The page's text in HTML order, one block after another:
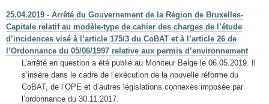
25.04.2019 - Arrêté du Gouvernement de la Région de Bruxelles-
Capitale relatif au modèle-type de cahier des charges de l’étude
d’incidences visé à l’article 175/3 du CoBAT et à l’article 26 de
l’Ordonnance du 05/06/1997 relative aux permis d’environnement
L’arrêté en question a été publié au Moniteur Belge le 06.05.2019. Il
s’insère dans le cadre de l’exécution de la nouvelle réforme du
CoBAT, de l’OPE et d’autres législations connexes imposée par
l’ordonnance du 30.11.2017.